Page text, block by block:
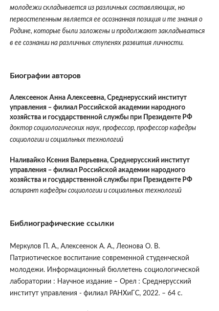
молодежи складывается из различных составляющих, но
первостепенным является ее осознанная позиция и те знания о
Родине, которые были заложены и продолжают закладываться
в ее сознании на различных ступенях развития личности.
Биографии авторов
Алексеенок Анна Алексеевна, Среднерусский институт
управления – филиал Российской академии народного
хозяйства и государственной службы при Президенте РФ
доктор социологических наук, профессор, профессор кафедры
социологии и социальных технологий
Наливайко Ксения Валерьевна, Среднерусский институт
управления – филиал Российской академии народного
хозяйства и государственной службы при Президенте РФ
аспирант кафедры социологии и социальных технологий
Библиографические ссылки
Меркулов П. А., Алексеенок А. А., Леонова О. В.
Патриотическое воспитание современной студенческой
молодежи. Информационный бюллетень социологической
лаборатории : Научное издание – Орел : Среднерусский
институт управления - филиал РАНХиГС, 2022. – 64 с.